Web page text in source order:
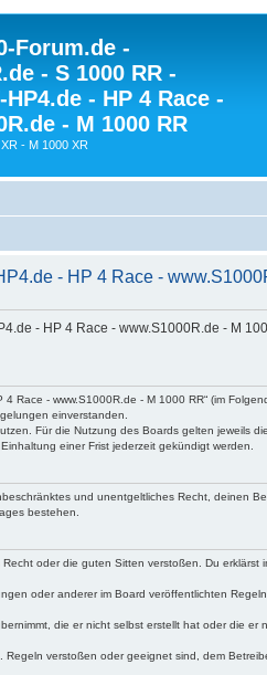
Forum.de -
- S 1000 RR -
- HP 4 Race -
- M 1000 RR
- M 1000 XR
- HP 4 Race -
- HP 4 Race - www.S1000R.de - M
Race - www.S1000R.de - M 1000 RR“ (im
einverstanden.
Für die Nutzung des Boards gelten jeweils
einer Frist jederzeit gekündigt werden.
und unentgeltliches Recht, deinen
bestehen.
oder die guten Sitten verstoßen. Du
oder anderer im Board veröffentlichten
die er nicht selbst erstellt hat oder die
verstoßen oder geeignet sind, dem